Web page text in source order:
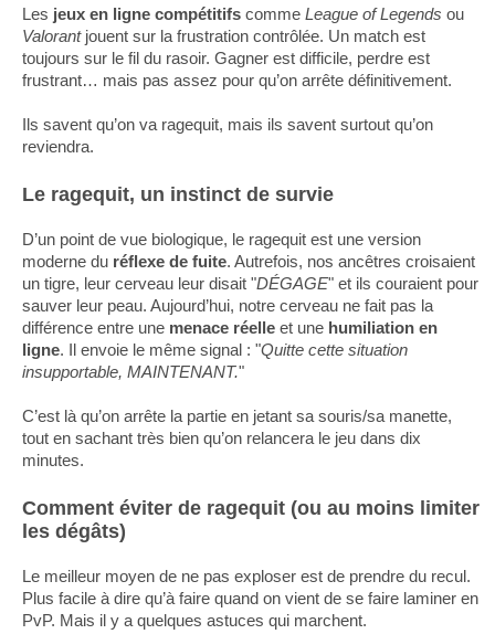
Les jeux en ligne compétitifs comme League of Legends ou
Valorantjouent sur la frustration contrôlée. Un match est
toujours sur le fil du rasoir. Gagner est difficile, perdre est
frustrant… mais pas assez pour qu’on arrête définitivement.
Ils savent qu’on va ragequit, mais ils savent surtout qu’on
reviendra.
Le ragequit, un instinct de survie
D’un point de vue biologique, le ragequit est une version
moderne du réflexe de fuite. Autrefois, nos ancêtres croisaient
un tigre, leur cerveau leur disait "DÉGAGE" et ils couraient pour
sauver leur peau. Aujourd’hui, notre cerveau ne fait pas la
différence entre une menace réelle et une humiliation en
ligne. Il envoie le même signal : "Quitte cette situation
insupportable, MAINTENANT."
C’est là qu’on arrête la partie en jetant sa souris/sa manette,
tout en sachant très bien qu’on relancera le jeu dans dix
minutes.
Comment éviter de ragequit (ou au moins limiter
les dégâts)
Le meilleur moyen de ne pas exploser est de prendre du recul.
Plus facile à dire qu’à faire quand on vient de se faire laminer en
PvP. Mais il y a quelques astuces qui marchent.